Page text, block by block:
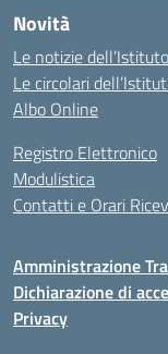
Novità
Le notizie dell’Istituto
Le circolari
Albo Online
Registro Elettronico
Modulistica
Contatti e Orari
Amministrazione
Dichiarazione di
Privacy